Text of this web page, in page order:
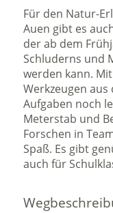
Für den Natur-
Auen gibt es
der ab dem
Schluderns und
werden kann.
Werkzeugen aus
Aufgaben noch
Meterstab und
Forschen in
Spaß. Es gibt
auch für